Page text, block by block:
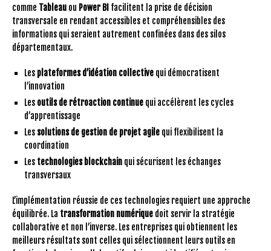
comme Tableau ou Power BI facilitent la prise de décision
transversale en rendant accessibles et compréhensibles des
informations qui seraient autrement confinées dans des silos
départementaux.
Les plateformes d’idéation collective qui démocratisent
l’innovation
Les outils de rétroaction continue qui accélèrent les cycles
d’apprentissage
Les solutions de gestion de projet agile qui flexibilisent la
coordination
Les technologies blockchain qui sécurisent les échanges
transversaux
L’implémentation réussie de ces technologies requiert une approche
équilibrée. La transformation numérique doit servir la stratégie
collaborative et non l’inverse. Les entreprises qui obtiennent les
meilleurs résultats sont celles qui sélectionnent leurs outils en